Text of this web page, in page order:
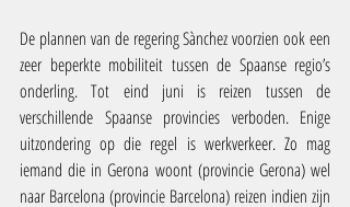
De plannen van de regering Sànchez voorzien ook een
zeer beperkte mobiliteit tussen de Spaanse regio’s
onderling. Tot eind juni is reizen tussen de
verschillende Spaanse provincies verboden. Enige
uitzondering op die regel is werkverkeer. Zo mag
iemand die in Gerona woont (provincie Gerona) wel
naar Barcelona (provincie Barcelona) reizen indien zijn